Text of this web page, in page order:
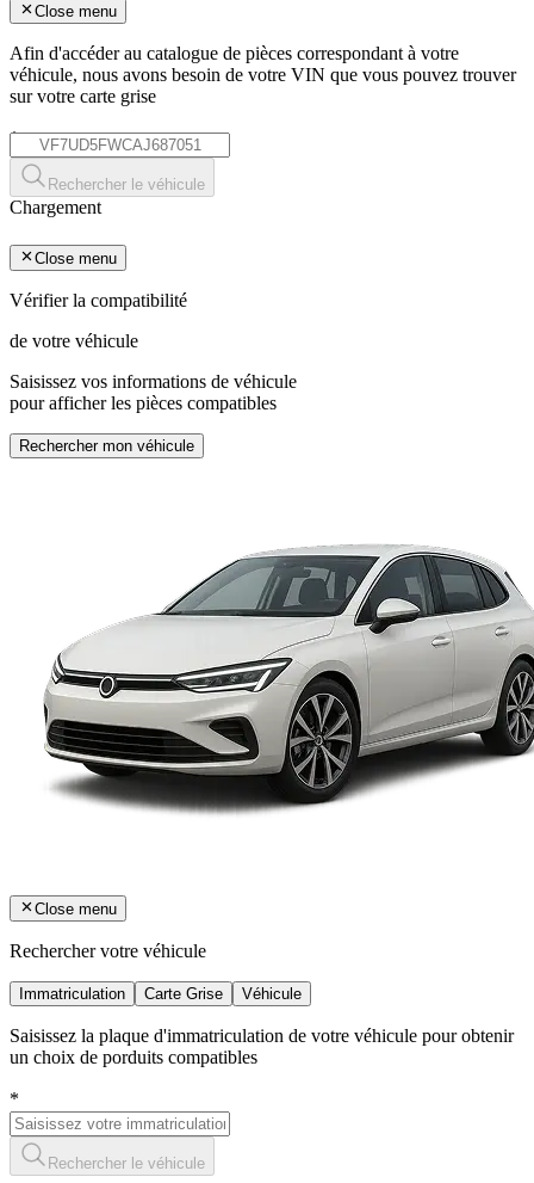
Close menu
Afin d'accéder au catalogue de pièces correspondant à votre
véhicule, nous avons besoin de votre VIN que vous pouvez trouver
sur votre carte grise
*
Rechercher le véhicule
Chargement
Close menu
Vérifier la compatibilité
de votre véhicule
Saisissez vos informations de véhicule
pour afficher les pièces compatibles
Rechercher mon véhicule
Close menu
Rechercher votre véhicule
Immatriculation Carte Grise Véhicule
Saisissez la plaque d'immatriculation de votre véhicule pour obtenir
un choix de porduits compatibles
*
Rechercher le véhicule